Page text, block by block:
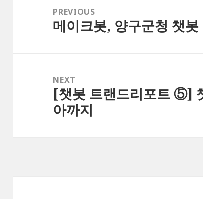
navigationPREVIOUS
Previous
메이크봇, 양구군청 챗봇
NEXT
Next
post:
[챗봇 트랜드리포트 ⑤]
아까지